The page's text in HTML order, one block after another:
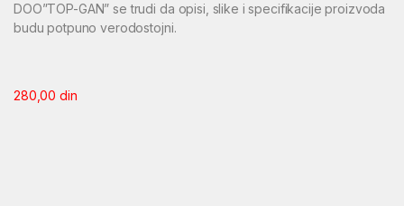
DOO”TOP-GAN” se trudi da opisi, slike i specifikacije proizvoda
budu potpuno verodostojni.
280,00din